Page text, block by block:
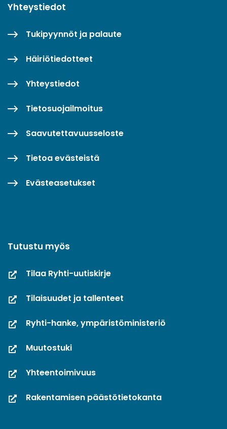
Yhteystiedot
Tukipyynnöt ja palaute
Häiriötiedotteet
Yhteystiedot
Tietosuojailmoitus
Saavutettavuusseloste
Tietoa evästeistä
Evästeasetukset
Tutustu myös
Tilaa Ryhti-uutiskirje
Tilaisuudet ja tallenteet
Ryhti-hanke, ympäristöministeriö
Muutostuki
Yhteentoimivuus
Rakentamisen päästötietokanta